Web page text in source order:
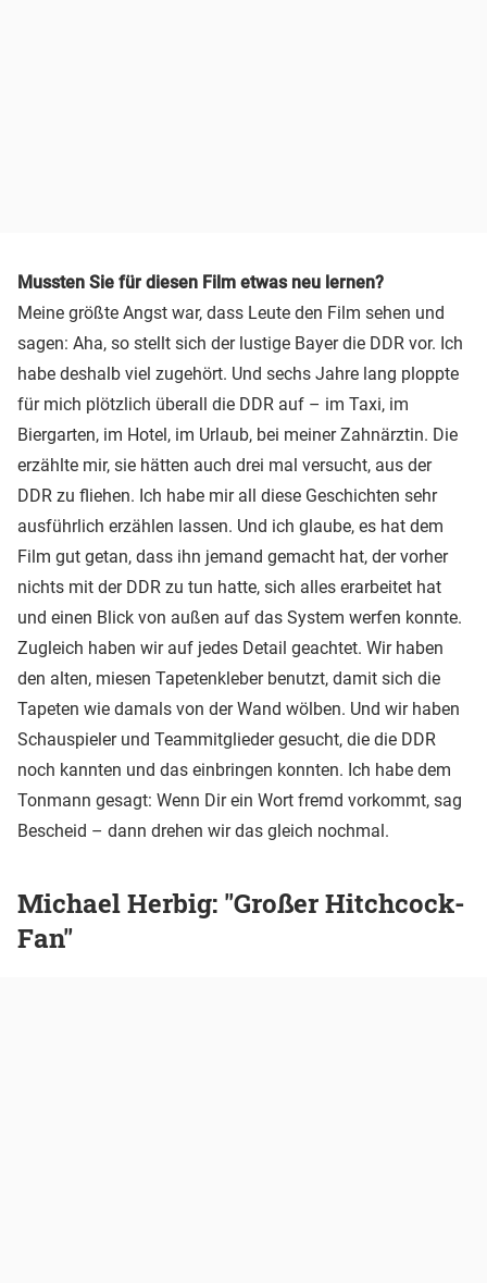
Mussten Sie für diesen Film etwas neu lernen?
Meine größte Angst war, dass Leute den Film sehen und
sagen: Aha, so stellt sich der lustige Bayer die DDR vor. Ich
habe deshalb viel zugehört. Und sechs Jahre lang ploppte
für mich plötzlich überall die DDR auf – im Taxi, im
Biergarten, im Hotel, im Urlaub, bei meiner Zahnärztin. Die
erzählte mir, sie hätten auch drei mal versucht, aus der
DDR zu fliehen. Ich habe mir all diese Geschichten sehr
ausführlich erzählen lassen. Und ich glaube, es hat dem
Film gut getan, dass ihn jemand gemacht hat, der vorher
nichts mit der DDR zu tun hatte, sich alles erarbeitet hat
und einen Blick von außen auf das System werfen konnte.
Zugleich haben wir auf jedes Detail geachtet. Wir haben
den alten, miesen Tapetenkleber benutzt, damit sich die
Tapeten wie damals von der Wand wölben. Und wir haben
Schauspieler und Teammitglieder gesucht, die die DDR
noch kannten und das einbringen konnten. Ich habe dem
Tonmann gesagt: Wenn Dir ein Wort fremd vorkommt, sag
Bescheid – dann drehen wir das gleich nochmal.
Michael Herbig: "Großer Hitchcock-
Fan"